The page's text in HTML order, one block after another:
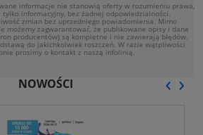
informacje nie stanowią oferty w rozumieniu prawa,
informacyjny, bez żadnej odpowiedzialności.
zmian bez uprzedniego powiadomienia. Mimo
możemy zagwarantować, że publikowane opisy i dane
producentów) są kompletne i nie zawierają błędów,
do jakichkolwiek roszczeń. W razie wątpliwości
prosimy o kontakt z naszą infolinią.
NOWOŚCI ‹ ›